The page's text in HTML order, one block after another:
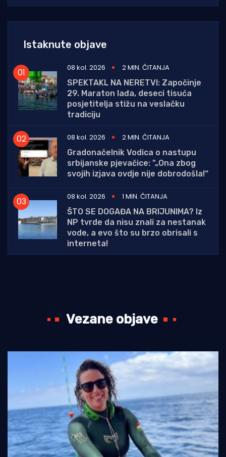
Istaknute objave
08 kol. 2026
2 MIN. ČITANJA
SPEKTAKL NA NERETVI: Započinje
29. Maraton lađa, deseci tisuća
posjetitelja stižu na veslačku
tradiciju
08 kol. 2026
2 MIN. ČITANJA
Gradonačelnik Vodica o nastupu
srbijanske pjevačice: "„Ona zbog
svojih izjava ovdje nije dobrodošla!“
08 kol. 2026
1 MIN. ČITANJA
ŠTO SE DOGAĐA NA BRIJUNIMA? Iz
NP tvrde da nisu znali za nestanak
vode, a evo što su brzo obrisali s
interneta!
Vezane objave